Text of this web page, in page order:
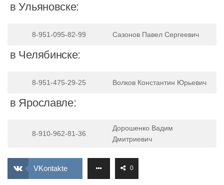
в Ульяновске:
8-951-095-82-99 Сазонов Павел Сергеевич
в Челябинске:
8-951-475-29-25 Волков Константин Юрьевич
в Ярославле:
8-910-962-81-36
Дорошенко Вадим
Дмитриевич
VKontakte 0